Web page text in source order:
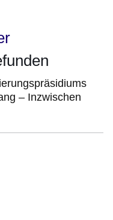
– Inzwischen